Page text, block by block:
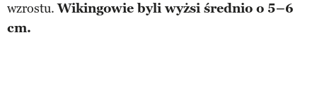
wzrostu.Wikingowie byli wyżsi średnio o 5–6
cm.